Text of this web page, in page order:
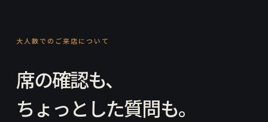
大人数でのご来店について
席の確認も、
ちょっとした質問も。